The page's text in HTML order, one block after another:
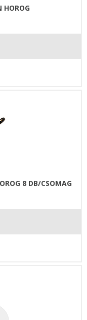
HOROG
8 DB/CSOMAG